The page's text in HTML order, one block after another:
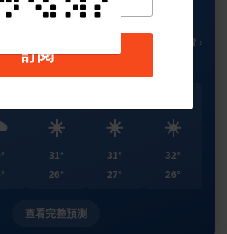
🌡️ 多雲時晴 ›
☀️
31°
26°
☀️
31°
27°
☀️
32°
26°
查看完整預測
訂閱